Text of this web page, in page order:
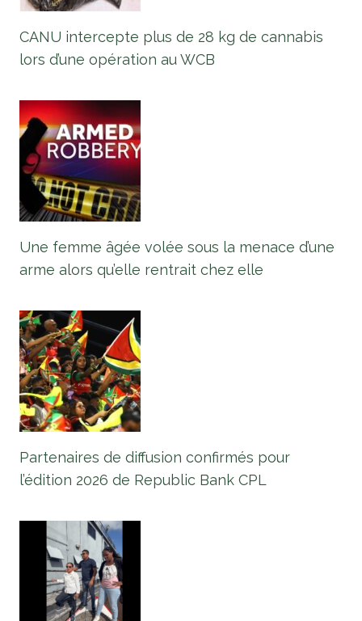
CANU intercepte plus de 28 kg de cannabis
lors d’une opération au WCB
Une femme âgée volée sous la menace d’une
arme alors qu’elle rentrait chez elle
Partenaires de diffusion confirmés pour
l’édition 2026 de Republic Bank CPL